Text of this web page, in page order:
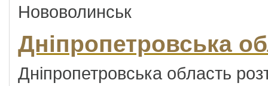
Нововолинськ
Дніпропетровська
Дніпропетровська область